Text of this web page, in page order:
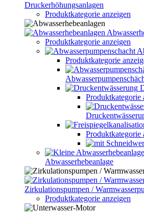
Druckerhöhungsanlagen
Produktkategorie anzeigen
Produktkategorie anzeigen
Produktkategorie
Produktkategorie
Produktkategorie
Abwasserhebeanlage
Zirkulationspumpen /
Produktkategorie anzeigen